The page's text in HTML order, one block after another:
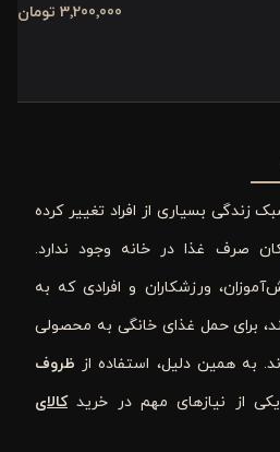
3٬200٬000 تومان
زندگی بسیاری از افراد تغییر کرده
صرف غذا در خانه وجود ندارد.
ورزشکاران و افرادی که به
برای حمل غذای خانگی به محصولی
به همین دلیل، استفاده از ظروف
از نیازهای مهم در خریدکالای